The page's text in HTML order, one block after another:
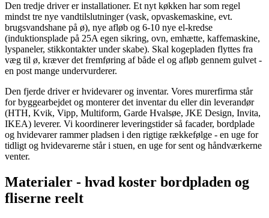
Den tredje driver er installationer. Et nyt køkken har som regel
mindst tre nye vandtilslutninger (vask, opvaskemaskine, evt.
brugsvandshane på ø), nye afløb og 6-10 nye el-kredse
(induktionsplade på 25A egen sikring, ovn, emhætte, kaffemaskine,
lyspaneler, stikkontakter under skabe). Skal kogepladen flyttes fra
væg til ø, kræver det fremføring af både el og afløb gennem gulvet -
en post mange undervurderer.
Den fjerde driver er hvidevarer og inventar. Vores murerfirma står
for byggearbejdet og monterer det inventar du eller din leverandør
(HTH, Kvik, Vipp, Multiform, Garde Hvalsøe, JKE Design, Invita,
IKEA) leverer. Vi koordinerer leveringstider så facader, bordplade
og hvidevarer rammer pladsen i den rigtige rækkefølge - en uge for
tidligt og hvidevarerne står i stuen, en uge for sent og håndværkerne
venter.
Materialer - hvad koster bordpladen og
fliserne reelt